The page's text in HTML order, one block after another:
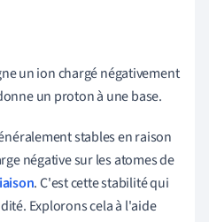
un ion chargé négativement
un proton à une base.
stables en raison
négative sur les atomes de
. C'est cette stabilité qui
Explorons cela à l'aide